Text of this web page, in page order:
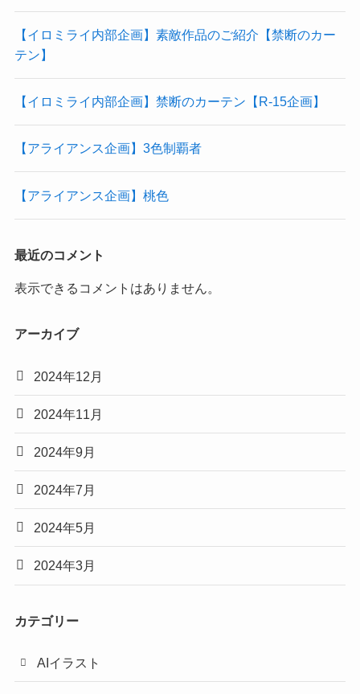
【イロミライ内部企画】素敵作品のご紹介【禁断のカー
テン】
【イロミライ内部企画】禁断のカーテン【R-15企画】
【アライアンス企画】3色制覇者
【アライアンス企画】桃色
最近のコメント
表示できるコメントはありません。
アーカイブ
2024年12月
2024年11月
2024年9月
2024年7月
2024年5月
2024年3月
カテゴリー
AIイラスト